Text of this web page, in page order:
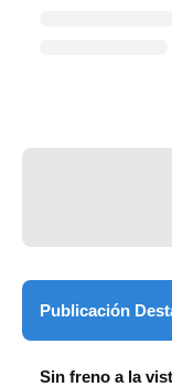
Publicación
Sin freno a la